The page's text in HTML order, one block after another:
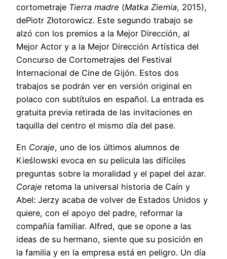
cortometraje Tierra madre (Matka Ziemia, 2015),
dePiotr Złotorowicz. Este segundo trabajo se
alzó con los premios a la Mejor Dirección, al
Mejor Actor y a la Mejor Dirección Artística del
Concurso de Cortometrajes del Festival
Internacional de Cine de Gijón. Estos dos
trabajos se podrán ver en versión original en
polaco con subtítulos en español. La entrada es
gratuita previa retirada de las invitaciones en
taquilla del centro el mismo día del pase.
En Coraje, uno de los últimos alumnos de
Kieślowski evoca en su película las difíciles
preguntas sobre la moralidad y el papel del azar.
Coraje retoma la universal historia de Caín y
Abel: Jerzy acaba de volver de Estados Unidos y
quiere, con el apoyo del padre, reformar la
compañía familiar. Alfred, que se opone a las
ideas de su hermano, siente que su posición en
la familia y en la empresa está en peligro. Un día